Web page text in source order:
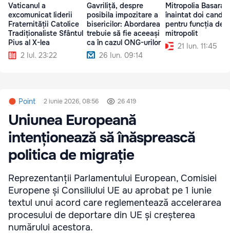
Vaticanul a
excomunicat liderii
Fraternității Catolice
Tradiționaliste Sfântul
Pius al X-lea
2 Iul. 23:22
Gavriliță, despre
posibila impozitare a
bisericilor: Abordarea
trebuie să fie aceeași
ca în cazul ONG-urilor
26 Iun. 09:14
Mitropolia
înaintat doi
pentru funcția de
mitropolit
21 Iun. 11:45
Point 2 iunie 2026, 08:56 26 419
Uniunea Europeană
intenționează să înăsprească
politica de migrație
Reprezentanții Parlamentului European, Comisiei
Europene și Consiliului UE au aprobat pe 1 iunie
textul unui acord care reglementează accelerarea
procesului de deportare din UE și creșterea
numărului acestora.